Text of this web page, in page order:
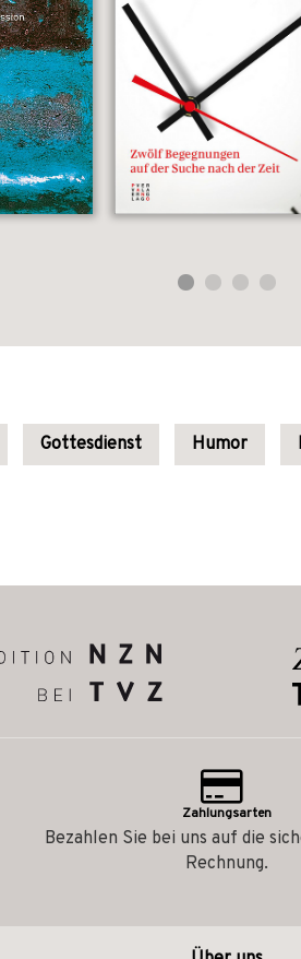
Gottesdienst Humor
Zahlungsarten
Bezahlen Sie bei uns auf die
Rechnung.